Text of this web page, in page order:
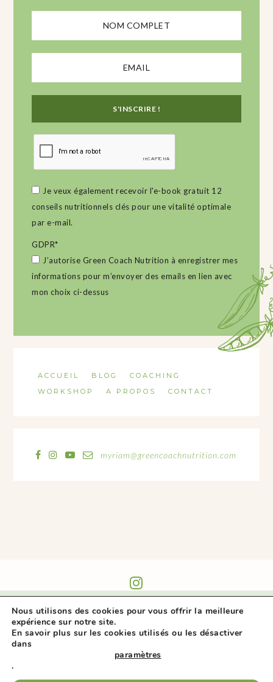
Je veux également recevoir l'e-book gratuit 12
conseils nutritionnels clés pour une vitalité optimale
par e-mail.
GDPR*
J’autorise Green Coach Nutrition à enregistrer mes
informations pour m’envoyer des emails en lien avec
mon choix ci-dessus
ACCUEIL BLOG
COACHING
WORKSHOP
A PROPOS CONTACT
myriam@greencoachnutrition.com
@GREEN_COACH_NUTRITION
Nous utilisons des cookies pour vous offrir la meilleure
expérience sur notre site.
En savoir plus sur les cookies utilisés ou les désactiver
dans
paramètres
.